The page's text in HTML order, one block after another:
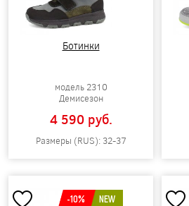
Ботинки
модель 2310
Демисезон
4 590 pуб.
Размеры (RUS): 32-37
-10% NEW